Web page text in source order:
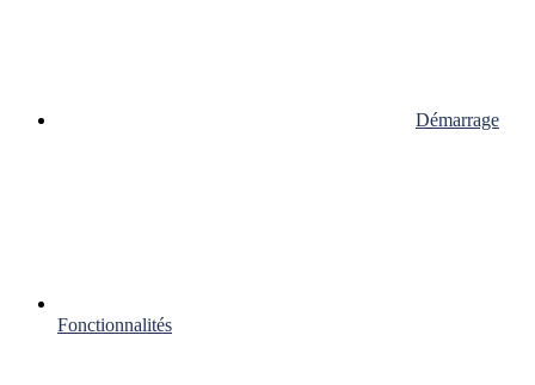
Démarrage
Fonctionnalités